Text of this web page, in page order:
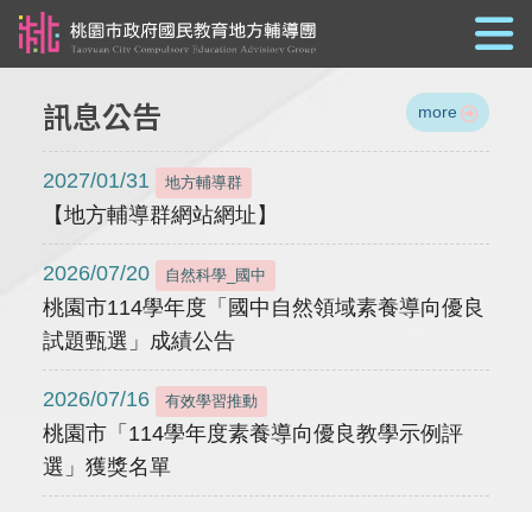
訊息公告 more
2027/01/31 地方輔導群
【地方輔導群網站網址】
2026/07/20 自然科學_國中
桃園市114學年度「國中自然領域素養導向優良
試題甄選」成績公告
2026/07/16 有效學習推動
桃園市「114學年度素養導向優良教學示例評
選」獲獎名單